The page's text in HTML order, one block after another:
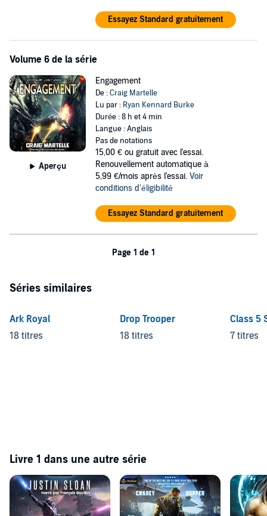
Essayez Standard gratuitement
Volume 6 de la série
Aperçu
Engagement
De :Craig Martelle
Lu par : Ryan Kennard Burke
Durée : 8 h et 4 min
Langue : Anglais
Pas de notations
15,00 € ou gratuit avec l'essai.
Renouvellement automatique à
5,99 €/mois après l'essai. Voir
conditions d'éligibilité
Essayez Standard gratuitement
Page 1 de 1
Séries similaires
Ark Royal
18 titres
Drop Trooper
18 titres
Class 5
7 titres
Livre 1 dans une autre série